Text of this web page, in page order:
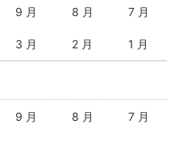
9 月 8 月 7 月
3 月 2 月 1 月
9 月 8 月 7 月